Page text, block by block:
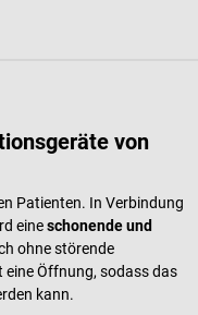
von
Patienten. In Verbindung
eineschonende und
ohne störende
eine Öffnung, sodass das
kann.